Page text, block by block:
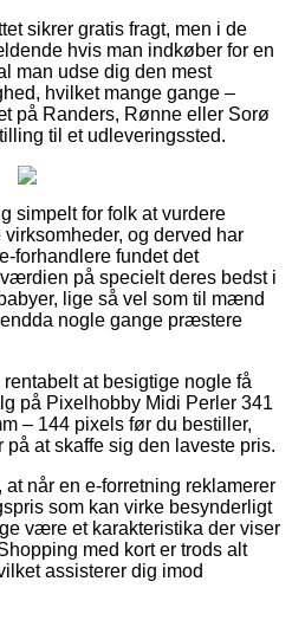
sikrer gratis fragt, men i de
hvis man indkøber for en
man udse dig den mest
hvilket mange gange –
på Randers, Rønne eller Sorø
til et udleveringssted.
simpelt for folk at vurdere
og derved har
forhandlere fundet det
på specielt deres bedst i
lige så vel som til mænd
nogle gange præstere
at besigtige nogle få
på Pixelhobby Midi Perler 341
– 144 pixels før du bestiller,
at skaffe sig den laveste pris.
når en e-forretning reklamerer
som kan virke besynderligt
være et karakteristika der viser
med kort er trods alt
assisterer dig imod